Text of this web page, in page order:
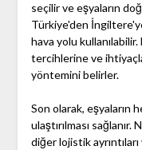
seçilir ve eşyaların
Türkiye'den
hava yolu
tercihlerine ve
yöntemini belirler.
Son olarak, eşyaların
ulaştırılması
diğer lojistik